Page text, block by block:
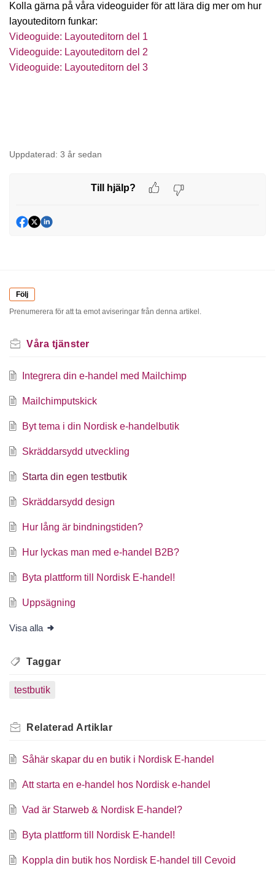
Kolla gärna på våra videoguider för att lära dig mer om hur
layouteditorn funkar:
Videoguide: Layouteditorn del 1
Videoguide: Layouteditorn del 2
Videoguide: Layouteditorn del 3
Uppdaterad: 3 år sedan
Till hjälp?
Följ
Prenumerera för att ta emot aviseringar från denna artikel.
Våra tjänster
Integrera din e-handel med Mailchimp
Mailchimputskick
Byt tema i din Nordisk e-handelbutik
Skräddarsydd utveckling
Starta din egen testbutik
Skräddarsydd design
Hur lång är bindningstiden?
Hur lyckas man med e-handel B2B?
Byta plattform till Nordisk E-handel!
Uppsägning
Visa alla
Taggar
testbutik
Relaterad Artiklar
Såhär skapar du en butik i Nordisk E-handel
Att starta en e-handel hos Nordisk e-handel
Vad är Starweb & Nordisk E-handel?
Byta plattform till Nordisk E-handel!
Koppla din butik hos Nordisk E-handel till Cevoid